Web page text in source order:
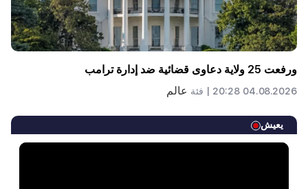
ورفعت 25 ولاية دعاوى قضائية ضد إدارة ترامب
04.08.2026 20:28 | فئة عالم
يعيش